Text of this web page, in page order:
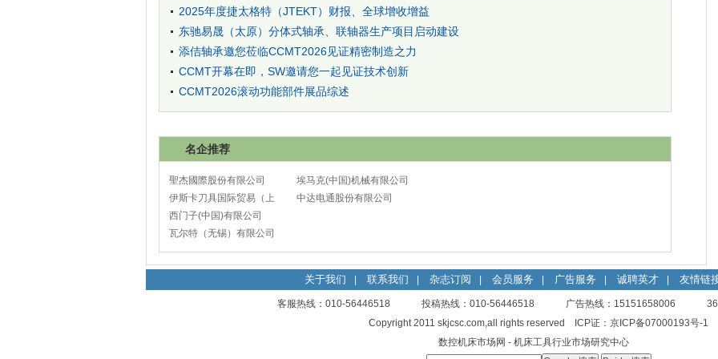
2025年度捷太格特（JTEKT）财报、全球增收增益
东驰易晟（太原）分体式轴承、联轴器生产项目启动建设
添佶轴承邀您莅临CCMT2026见证精密制造之力
CCMT开幕在即，SW邀请您一起见证技术创新
CCMT2026滚动功能部件展品综述
名企推荐
聖杰國際股份有限公司
伊斯卡刀具国际贸易（上
海）有限公司
西门子(中国)有限公司
瓦尔特（无锡）有限公司
埃马克(中国)机械有限公司
太仓分公司
中达电通股份有限公司
关于我们 联系我们 杂志订阅 会员服务 广告服务 诚聘英才 友情链
客服热线：010-56446518 投稿热线：010-56446518 广告热线：15151658006
Copyright 2011 skjcsc.com,all rights reserved ICP证： 京ICP备07000193号-1
数控机床市场网 - 机床工具行业市场研究中心